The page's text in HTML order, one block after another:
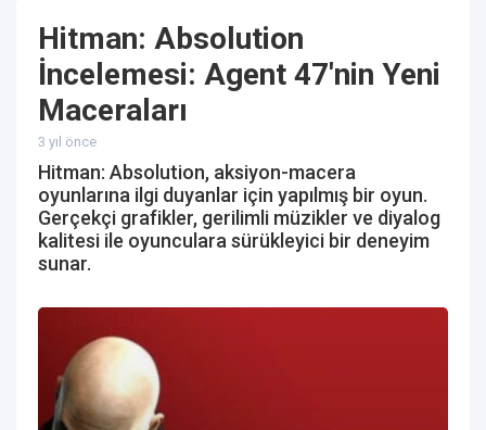
Hitman: Absolution
İncelemesi: Agent 47'nin Yeni
Maceraları
3 yıl önce
Hitman: Absolution, aksiyon-macera
oyunlarına ilgi duyanlar için yapılmış bir oyun.
Gerçekçi grafikler, gerilimli müzikler ve diyalog
kalitesi ile oyunculara sürükleyici bir deneyim
sunar.